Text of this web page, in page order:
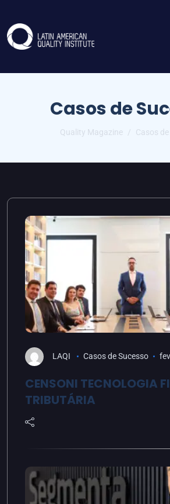
Casos de
Quality Magazine Casos
LAQI Casos de Sucesso
CENSONI TECNOLOGIA
TRIBUTÁRIA